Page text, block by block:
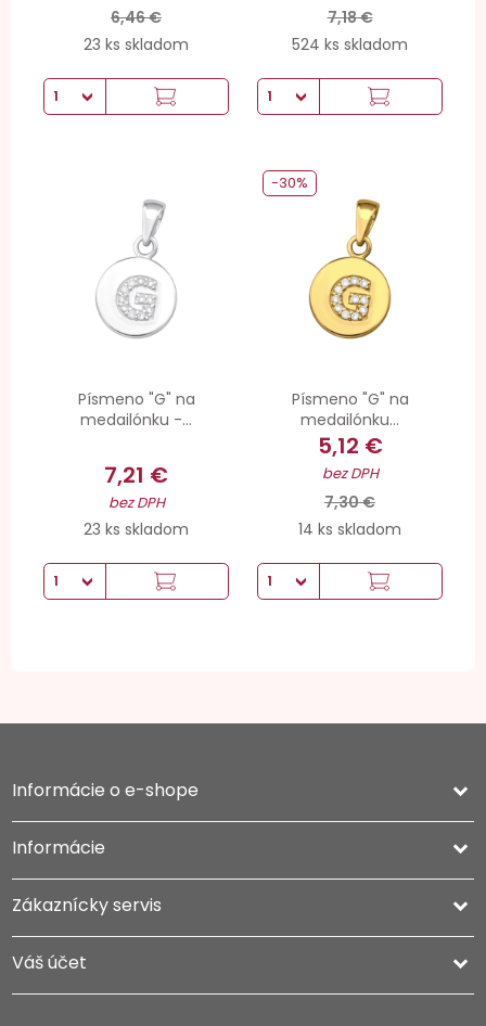
6,46 €
23 ks skladom
7,18 €
524 ks skladom
Písmeno "G" na
medailónku -...
7,21 €
bez DPH
23 ks skladom
Písmeno "G" na
medailónku...
5,12 €
bez DPH
7,30 €
14 ks skladom
-30%
Informácie o e-shope keyboard_arrow_down
Informácie 
Zákaznícky servis 
Váš účet 